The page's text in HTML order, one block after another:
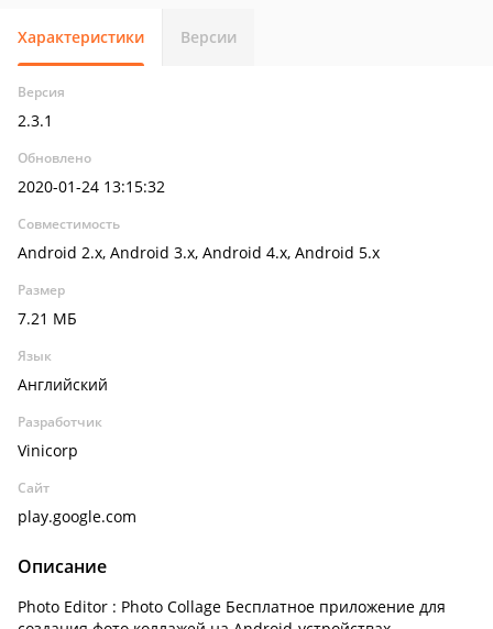
Характеристики Версии
Версия
2.3.1
Обновлено
2020-01-24 13:15:32
Совместимость
Android 2.x, Android 3.x, Android 4.x, Android 5.x
Размер
7.21 МБ
Язык
Английский
Разработчик
Vinicorp
Сайт
play.google.com
Описание
Photo Editor : Photo Collage Бесплатное приложение для